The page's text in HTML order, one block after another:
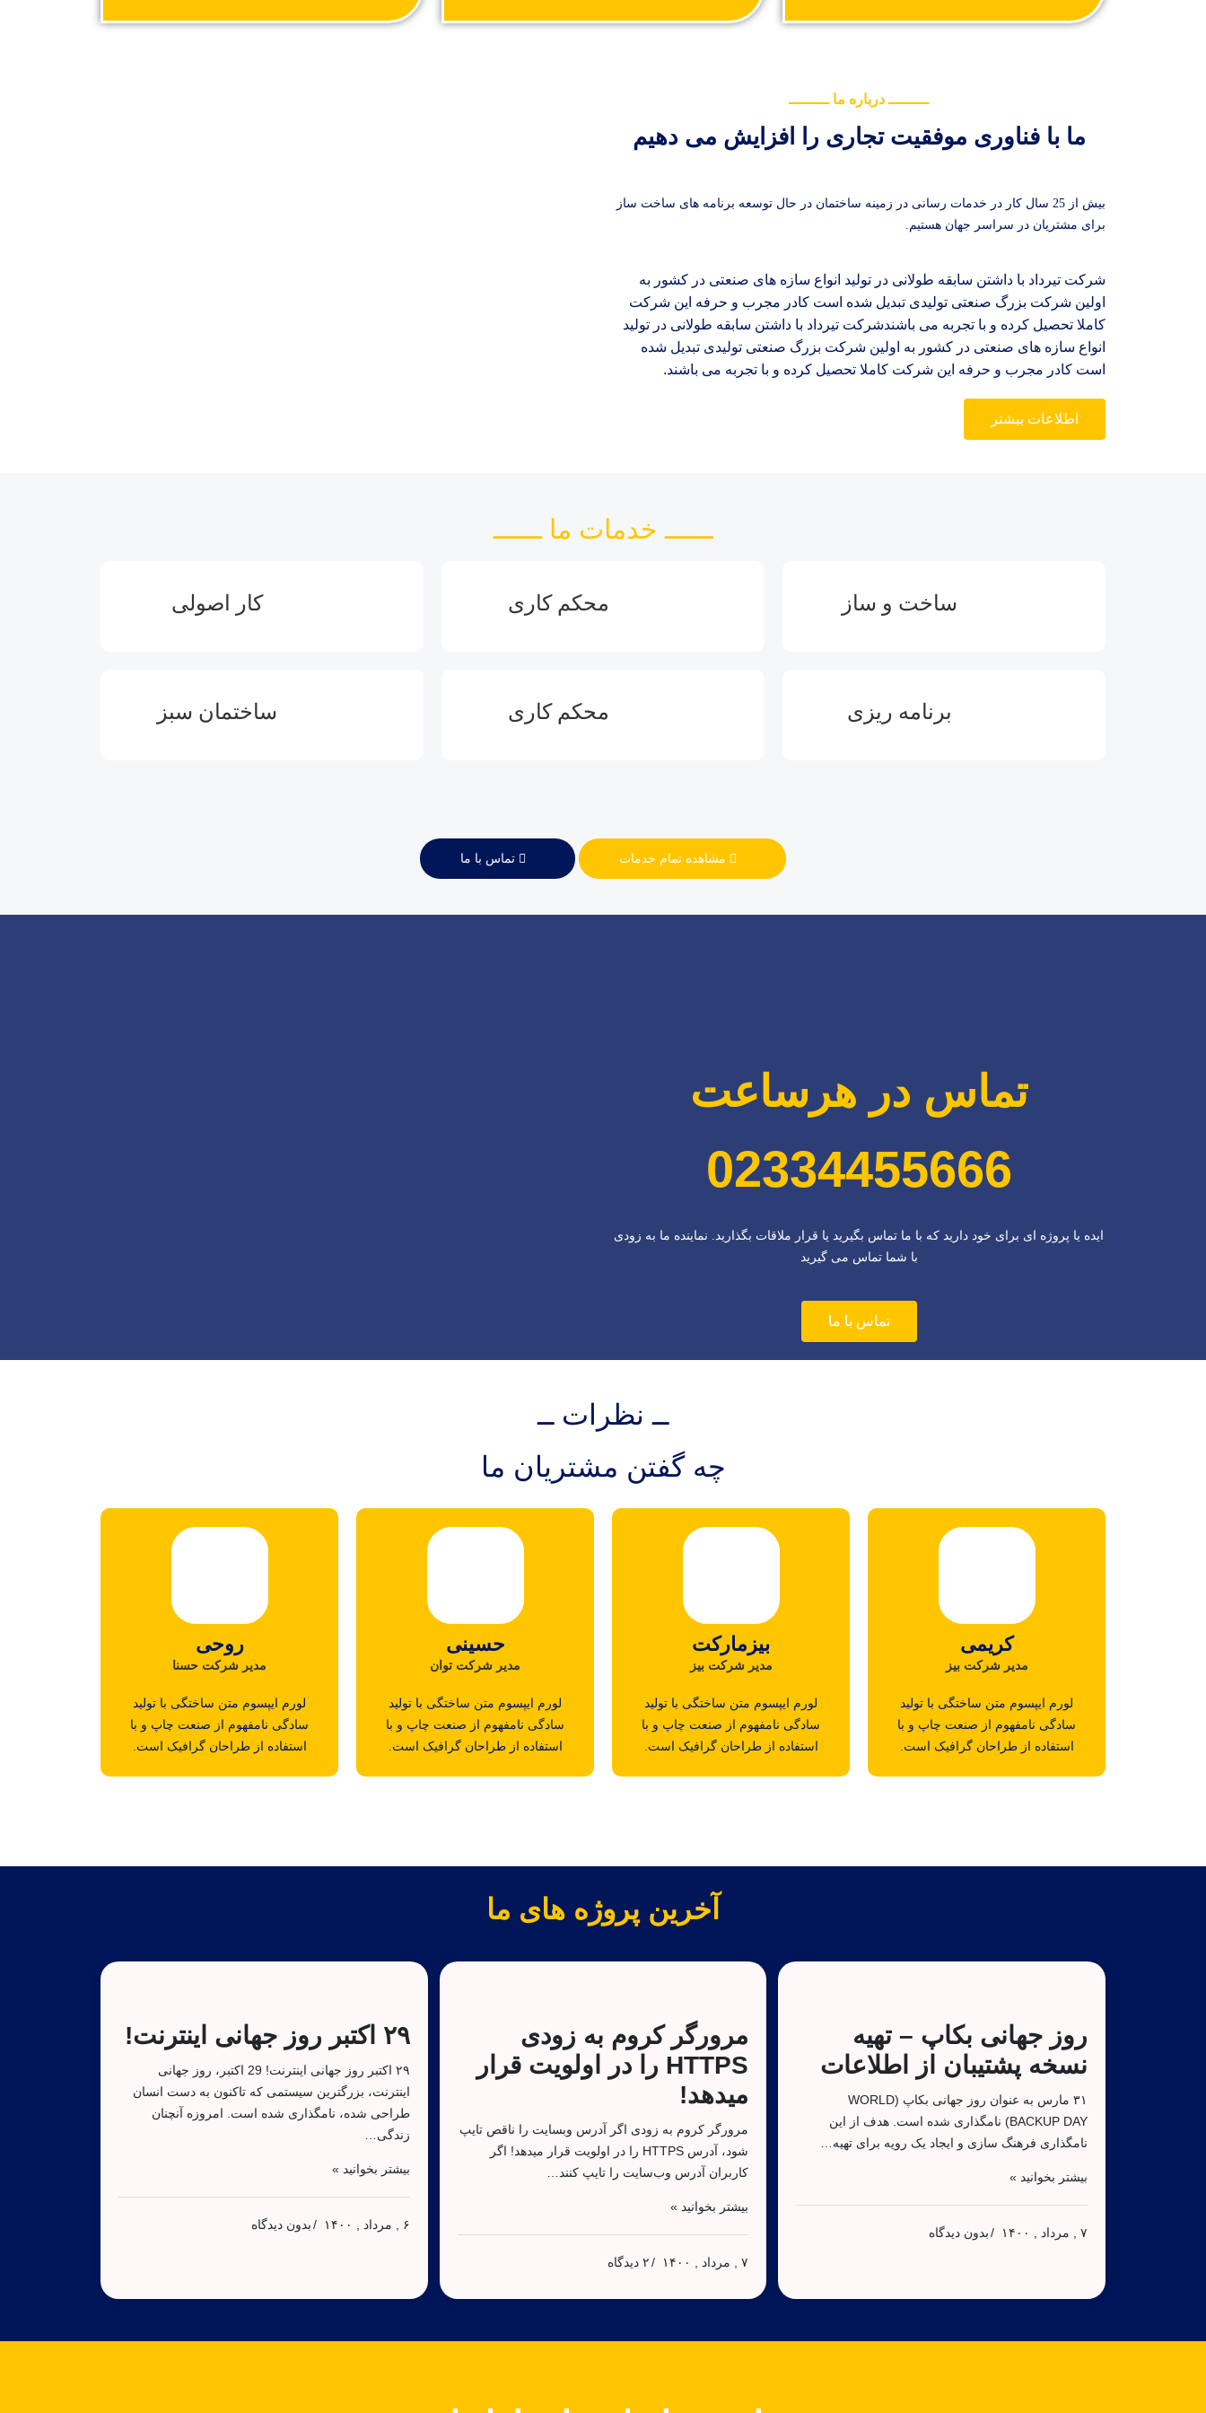
ـــــــــ درباره ما ـــــــــ
ما با فناوری موفقیت تجاری را افزایش می دهیم
بیش از 25 سال کار در خدمات رسانی در زمینه ساختمان در حال توسعه برنامه های ساخت ساز
برای مشتریان در سراسر جهان هستیم.
شرکت تیرداد با داشتن سابقه طولانی در تولید انواع سازه های صنعتی در کشور به
اولین شرکت بزرگ صنعتی تولیدی تبدیل شده است کادر مجرب و حرفه این شرکت
کاملا تحصیل کرده و با تجربه می باشندشرکت تیرداد با داشتن سابقه طولانی در تولید
انواع سازه های صنعتی در کشور به اولین شرکت بزرگ صنعتی تولیدی تبدیل شده
است کادر مجرب و حرفه این شرکت کاملا تحصیل کرده و با تجربه می باشند.
اطلاعات بیشتر
ــــــ خدمات ما ــــــ
ساخت و ساز محکم کاری کار اصولی
برنامه ریزی محکم کاری ساختمان سبز
مشاهده تمام خدمات تماس با ما
تماس در هرساعت
02334455666
ایده یا پروژه ای برای خود دارید که با ما تماس بگیرید یا قرار ملاقات بگذارید. نماینده ما به زودی
با شما تماس می گیرید
تماس با ما
ــ نظرات ــ
چه گفتن مشتریان ما
کریمی
مدیر شرکت بیز
لورم ایپسوم متن ساختگی با تولید
سادگی نامفهوم از صنعت چاپ و با
استفاده از طراحان گرافیک است.
بیزمارکت
مدیر شرکت بیز
لورم ایپسوم متن ساختگی با تولید
سادگی نامفهوم از صنعت چاپ و با
استفاده از طراحان گرافیک است.
حسینی
مدیر شرکت توان
لورم ایپسوم متن ساختگی با تولید
سادگی نامفهوم از صنعت چاپ و با
استفاده از طراحان گرافیک است.
روحی
مدیر شرکت حسنا
لورم ایپسوم متن ساختگی با تولید
سادگی نامفهوم از صنعت چاپ و با
استفاده از طراحان گرافیک است.
آخرین پروژه های ما
روز جهانی بکاپ – تهیه
نسخه پشتیبان از اطلاعات
۳۱ مارس به عنوان روز جهانی بکاپ (WORLD
BACKUP DAY) نامگذاری شده است. هدف از این
نامگذاری فرهنگ سازی و ایجاد یک رویه برای تهیه…
بیشتر بخوانید »
۷ , مرداد , ۱۴۰۰ بدون دیدگاه
مرورگر کروم به زودی
HTTPS را در اولویت قرار
میدهد!
مرورگر کروم به زودی اگر آدرس وبسایت را ناقص تایپ
شود، آدرس HTTPS را در اولویت قرار میدهد! اگر
کاربران آدرس وب‌سایت را تایپ کنند…
بیشتر بخوانید »
۷ , مرداد , ۱۴۰۰ ۲ دیدگاه
۲۹ اکتبر روز جهانی اینترنت!
۲۹ اکتبر روز جهانی اینترنت! 29 اکتبر، روز جهانی
اینترنت، بزرگترین سیستمی که تاکنون به دست انسان
طراحی شده، نامگذاری شده است. امروزه آنچنان
زندگی…
بیشتر بخوانید »
۶ , مرداد , ۱۴۰۰ بدون دیدگاه